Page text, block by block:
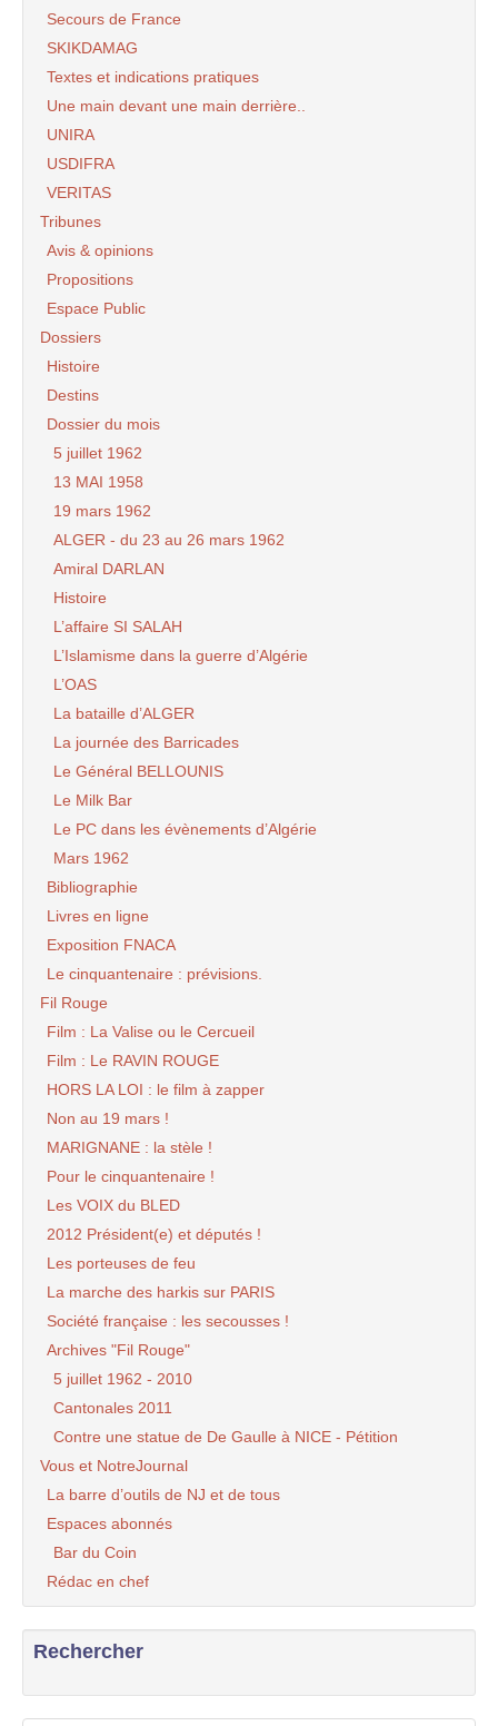
Secours de France
SKIKDAMAG
Textes et indications pratiques
Une main devant une main derrière..
UNIRA
USDIFRA
VERITAS
Tribunes
Avis & opinions
Propositions
Espace Public
Dossiers
Histoire
Destins
Dossier du mois
5 juillet 1962
13 MAI 1958
19 mars 1962
ALGER - du 23 au 26 mars 1962
Amiral DARLAN
Histoire
L’affaire SI SALAH
L’Islamisme dans la guerre d’Algérie
L’OAS
La bataille d’ALGER
La journée des Barricades
Le Général BELLOUNIS
Le Milk Bar
Le PC dans les évènements d’Algérie
Mars 1962
Bibliographie
Livres en ligne
Exposition FNACA
Le cinquantenaire : prévisions.
Fil Rouge
Film : La Valise ou le Cercueil
Film : Le RAVIN ROUGE
HORS LA LOI : le film à zapper
Non au 19 mars !
MARIGNANE : la stèle !
Pour le cinquantenaire !
Les VOIX du BLED
2012 Président(e) et députés !
Les porteuses de feu
La marche des harkis sur PARIS
Société française : les secousses !
Archives "Fil Rouge"
5 juillet 1962 - 2010
Cantonales 2011
Contre une statue de De Gaulle à NICE - Pétition
Vous et NotreJournal
La barre d’outils de NJ et de tous
Espaces abonnés
Bar du Coin
Rédac en chef
Rechercher